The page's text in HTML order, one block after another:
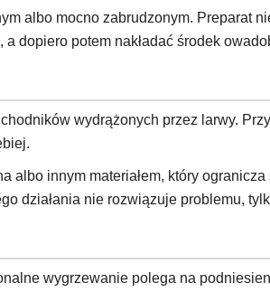
albo mocno zabrudzonym. Preparat
dopiero potem nakładać środek
wydrążonych przez larwy.
innym materiałem, który
działania nie rozwiązuje problemu,
wygrzewanie polega na